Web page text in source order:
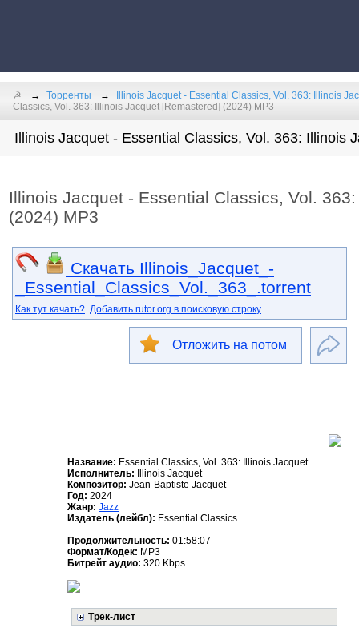
☭ Торренты
Illinois Jacquet - Essential Classics, Vol. 363: Illinois
Classics, Vol. 363: Illinois Jacquet [Remastered] (2024) MP3
Illinois Jacquet - Essential Classics, Vol. 363: Illinois
Illinois Jacquet - Essential Classics, Vol.
(2024) MP3
Скачать Illinois_Jacquet_-
_Essential_Classics_Vol._363_.torrent
Как тут качать? Добавить rutor.org в поисковую строку
Отложить на потом
Название: Essential Classics, Vol. 363: Illinois Jacquet
Исполнитель:
Illinois Jacquet
Композитор: Jean-Baptiste Jacquet
Год: 2024
Жанр: Jazz
Издатель (лейбл): Essential Classics
Продолжительность: 01:58:07
Формат/Кодек: MP3
Битрейт аудио: 320 Kbps
Трек-лист